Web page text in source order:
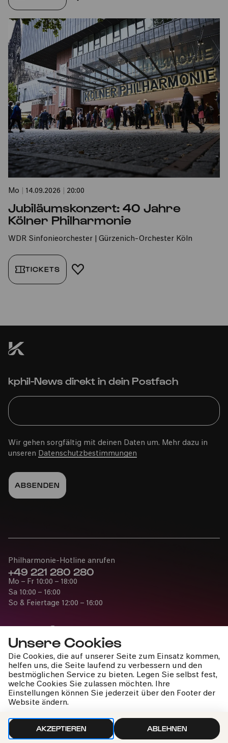
Unsere Cookies
Die Cookies, die auf unserer Seite zum Einsatz kommen,
helfen uns, die Seite laufend zu verbessern und den
bestmöglichen Service zu bieten. Legen Sie selbst fest,
welche Cookies Sie zulassen möchten. Ihre
Einstellungen können Sie jederzeit über den Footer der
Website ändern.
AKZEPTIEREN ABLEHNEN
Mo 14.09.2026 20:00
Jubiläumskonzert: 40 Jahre
Kölner Philharmonie
WDR Sinfonieorchester | Gürzenich-Orchester Köln
TICKETS FAVORIT HINZUFÜGEN
kphil-News direkt in dein Postfach
Wir gehen sorgfältig mit deinen Daten um. Mehr dazu in
unseren Datenschutzbestimmungen
Presse
Jobs
News
Kontakt
Widerruf einreichen
Philharmonie-Hotline anrufen
+49 221 280 280
Mo – Fr 10:00 – 18:00
Sa 10:00 – 16:00
So & Feiertage 12:00 – 16:00